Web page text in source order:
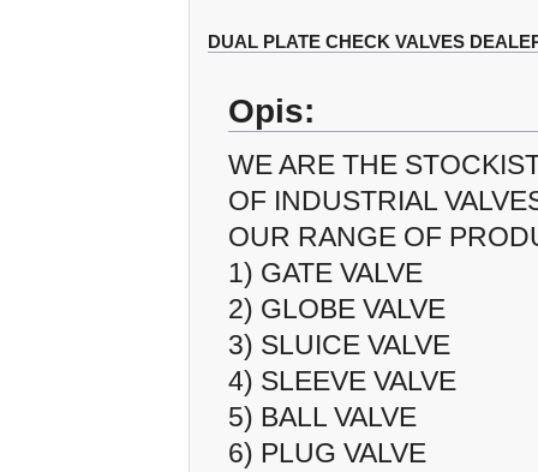
DUAL PLATE CHECK VALVES
Opis:
WE ARE THE
OF INDUSTRIAL
OUR RANGE OF
1) GATE VALVE
2) GLOBE VALVE
3) SLUICE VALVE
4) SLEEVE VALVE
5) BALL VALVE
6) PLUG VALVE